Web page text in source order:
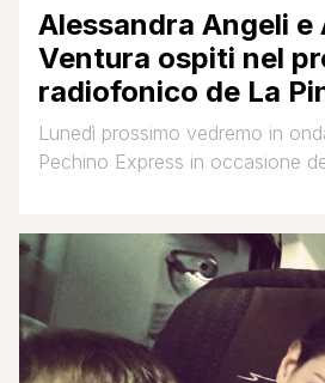
Alessandra Angeli e
Ventura ospiti nel
radiofonico de La
raccontano la loro
‘Pechino Express’
Lunedì prossimo vedremo in
Pechino Express in occasione
durante la semifinale una coppia
rinunciare per sempre alla
coppia in questione è quella
da Alessandra Angeli detta